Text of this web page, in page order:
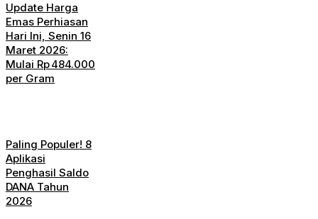
Update Harga
Emas Perhiasan
Hari Ini, Senin 16
Maret 2026:
Mulai Rp 484.000
per Gram
Paling Populer! 8
Aplikasi
Penghasil Saldo
DANA Tahun
2026